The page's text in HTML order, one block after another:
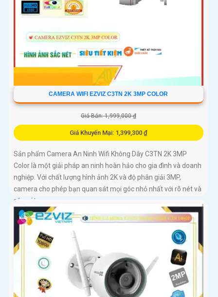
CAMERA WIFI EZVIZ C3TN 2K 3MP COLOR
Giá Bán: 1,999,000 ₫
Giá Khuyến Mại: 1,399,300 ₫
Sản phẩm Camera An Ninh Wifi Không Dây C3TN 2K 3MP
Color là một giải pháp an ninh hoàn hảo cho gia đình và doanh
nghiệp. Với chất lượng hình ảnh 2K và độ phân giải 3MP,
camera cho phép bạn quan sát mọi góc nhỏ nhất với rõ nét và
sắc nét